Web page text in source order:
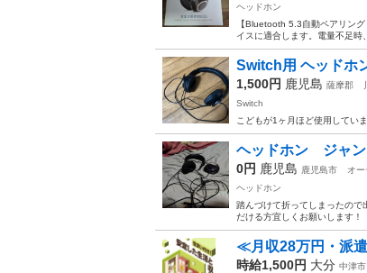
ヘッドホン
【Bluetooth 5.3自動ペアリン
イスに適合します。電量不足時
Switch用 ヘッドホ
1,500円 鹿児島 薩摩郡
Switch
こどもが1ヶ月ほど使用してい
ヘッドホン ジャン
0円 鹿児島 鹿児島市
オー
ヘッドホン
踏んづけて折ってしまったので
だける方宜しくお願いします！
≪月収28万円・派
時給1,500円 大分 中津市